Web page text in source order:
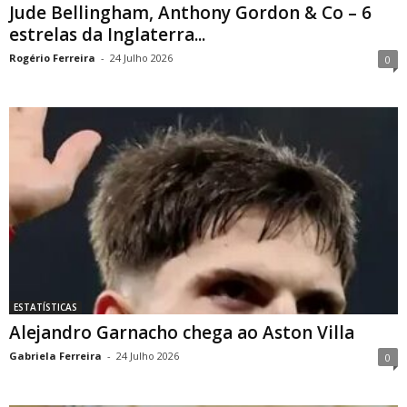
Jude Bellingham, Anthony Gordon & Co – 6
estrelas da Inglaterra...
Rogério Ferreira - 24 Julho 2026 0
ESTATÍSTICAS
Alejandro Garnacho chega ao Aston Villa
Gabriela Ferreira - 24 Julho 2026 0